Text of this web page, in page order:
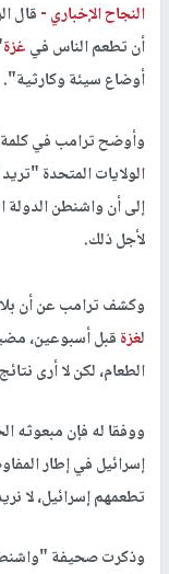
النجاح الإخباري -قال
أن تطعم الناس فيغزة
أوضاع سيئة وكارثية".
وأوضح ترامب في كلمة
الولايات المتحدة
إلى أن واشنطن الدولة
لأجل ذلك.
لغزةقبل أسبوعين،
الطعام، لكن لا أرى
ووفقا له فإن
إسرائيل في إطار
تطعمهم إسرائيل، لا
وذكرت صحيفة